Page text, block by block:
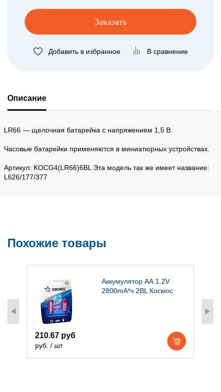
Заказать
Добавить в избранное В сравнение
Описание
LR66 — щелочная батарейка с напряжением 1,5 В.
Часовые батарейки применяются в миниатюрных устройствах.
Артикул: KOCG4(LR66)6BL Эта модель так же имеет название:
L626/177/377
Похожие товары
Аккумулятор АА 1.2V
2800mA*ч 2BL Космос
210.67 руб
руб. / шт